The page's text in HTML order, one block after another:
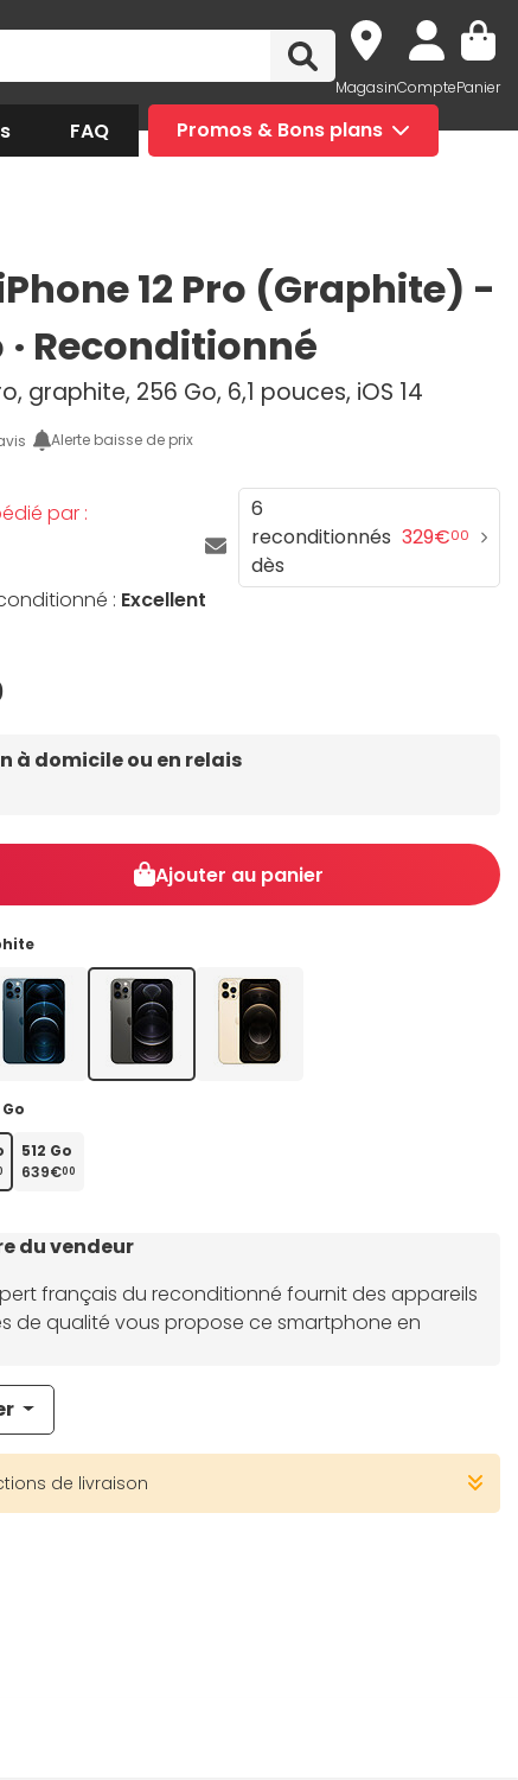
MagasinComptePanier
FAQ Promos & Bons plans
12 Pro (Graphite) -
· Reconditionné
graphite, 256 Go, 6,1 pouces, iOS 14
Alerte baisse de prix
par :
: Excellent
6
reconditionnés
dès
329€00
à domicile ou en relais
Ajouter au panier
512 Go
639€00
du vendeur
français du reconditionné fournit des appareils
de qualité vous propose ce smartphone en
de livraison